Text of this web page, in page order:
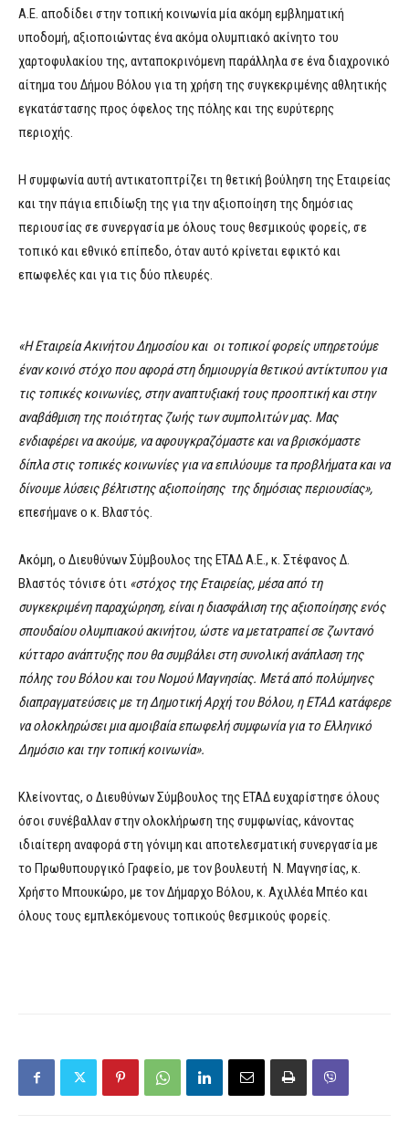
Α.Ε. αποδίδει στην τοπική κοινωνία μία ακόμη εμβληματική
υποδομή, αξιοποιώντας ένα ακόμα ολυμπιακό ακίνητο του
χαρτοφυλακίου της, ανταποκρινόμενη παράλληλα σε ένα διαχρονικό
αίτημα του Δήμου Βόλου για τη χρήση της συγκεκριμένης αθλητικής
εγκατάστασης προς όφελος της πόλης και της ευρύτερης
περιοχής.
Η συμφωνία αυτή αντικατοπτρίζει τη θετική βούληση της Εταιρείας
και την πάγια επιδίωξη της για την αξιοποίηση της δημόσιας
περιουσίας σε συνεργασία με όλους τους θεσμικούς φορείς, σε
τοπικό και εθνικό επίπεδο, όταν αυτό κρίνεται εφικτό και
επωφελές και για τις δύο πλευρές.
«HΕταιρεία Ακινήτου Δημοσίου και οι τοπικοί φορείς υπηρετούμε
έναν κοινό στόχο που αφορά στη δημιουργία θετικού αντίκτυπου για
τις τοπικές κοινωνίες, στην αναπτυξιακή τους προοπτική και στην
αναβάθμιση της ποιότητας ζωής των συμπολιτών μας. Μας
ενδιαφέρει να ακούμε, να αφουγκραζόμαστε και να βρισκόμαστε
δίπλα στις τοπικές κοινωνίες για να επιλύουμε τα προβλήματα και να
δίνουμε λύσεις βέλτιστης αξιοποίησης της δημόσιας περιουσίας»,
επεσήμανε ο κ. Βλαστός.
Ακόμη, ο Διευθύνων Σύμβουλος της ΕΤΑΔ Α.Ε., κ. Στέφανος Δ.
Βλαστός τόνισε ότι «στόχος της Εταιρείας, μέσα από τη
συγκεκριμένη παραχώρηση, είναι η διασφάλιση της αξιοποίησης ενός
σπουδαίου ολυμπιακού ακινήτου, ώστε να μετατραπεί σε ζωντανό
κύτταρο ανάπτυξης που θα συμβάλει στη συνολική ανάπλαση της
πόλης του Βόλου και του Νομού Μαγνησίας. Μετά από πολύμηνες
διαπραγματεύσεις με τη Δημοτική Αρχή του Βόλου, η ΕΤΑΔ κατάφερε
να ολοκληρώσει μια αμοιβαία επωφελή συμφωνία για το Ελληνικό
Δημόσιο και την τοπική κοινωνία».
Κλείνοντας, ο Διευθύνων Σύμβουλος της ΕΤΑΔ ευχαρίστησε όλους
όσοι συνέβαλλαν στην ολοκλήρωση της συμφωνίας, κάνοντας
ιδιαίτερη αναφορά στη γόνιμη και αποτελεσματική συνεργασία με
το Πρωθυπουργικό Γραφείο, με τον βουλευτή Ν. Μαγνησίας, κ.
Χρήστο Μπουκώρο, με τον Δήμαρχο Βόλου, κ. Αχιλλέα Μπέο και
όλους τους εμπλεκόμενους τοπικούς θεσμικούς φορείς.